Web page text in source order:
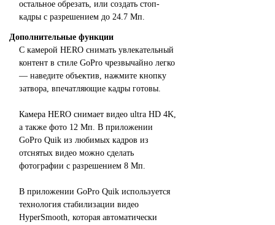
остальное обрезать, или создать стоп-
кадры с разрешением до 24.7 Мп.
Дополнительные функции
С камерой HERO снимать увлекательный
контент в стиле GoPro чрезвычайно легко
— наведите объектив, нажмите кнопку
затвора, впечатляющие кадры готовы.
Камера HERO снимает видео ultra HD 4K,
а также фото 12 Мп. В приложении
GoPro Quik из любимых кадров из
отснятых видео можно сделать
фотографии с разрешением 8 Мп.
В приложении GoPro Quik используется
технология стабилизации видео
HyperSmooth, которая автоматически